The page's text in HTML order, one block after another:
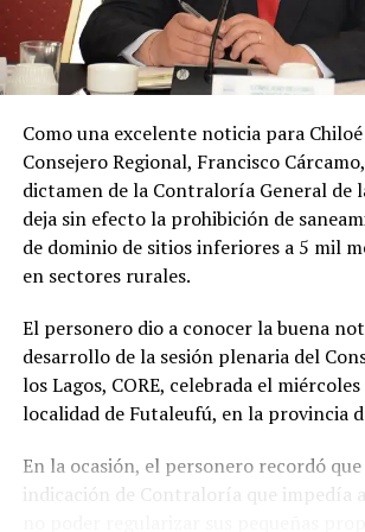
y hoy he podido concretar el
Ministerio de Educación.»
Soto Díaz también destacó su continuo
comunidad:«En paralelo, he estado
la comunidad en lo que fue su
concejo municipal, donde ya
este sueño con la futura compra de
permita el crecimiento de la escuela
albergar la enseñanza media que
«Es un orgullo aportar al sueño
comunidad. Desde su equipo
invaluables aportes a nuestra
grupo fantástico, con grandes
nuestro país,»concluyó.
Como una excelente noticia para
Consejero Regional, Francisco
dictamen de la Contraloría General de
deja sin efecto la prohibición de
de dominio de sitios inferiores a 5 mil
en sectores rurales.
El personero dio a conocer la buena
desarrollo de la sesión plenaria del
los Lagos, CORE, celebrada el
localidad de Futaleufú, en la provincia
En la ocasión, el personero recordó
indicación de Contraloría que impedía a